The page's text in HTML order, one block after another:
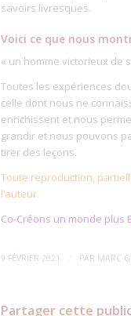
savoirs livresques.
Voici ce que nous
« un homme victorieux de
Toutes les expériences
celle dont nous ne
enrichissent et nous
grandir et nous pouvons
tirer des leçons.
Toute reproduction,
l’auteur.
Co-Créons un monde plus
9 FÉVRIER 2021 PAR MARC
Partager cette